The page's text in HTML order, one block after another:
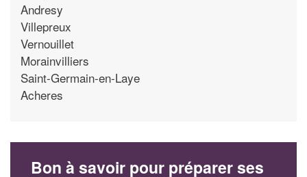
Andresy
Villepreux
Vernouillet
Morainvilliers
Saint-Germain-en-Laye
Acheres
Bon à savoir pour préparer ses